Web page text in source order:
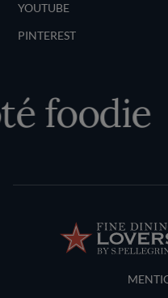
YOUTUBE
PINTEREST
foodie
Terms